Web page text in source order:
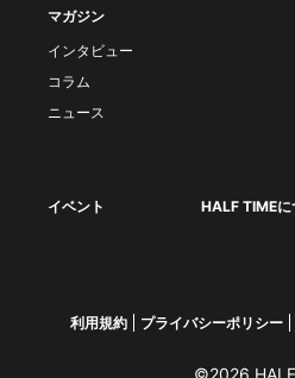
マガジン
インタビュー
コラム
ニュース
イベント HALF TIMEに
利用規約 プライバシーポリシー
©2026